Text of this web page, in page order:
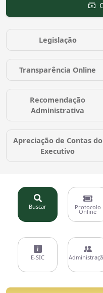
Legislação
Transparência Online
Recomendação
Administrativa
Apreciação de Contas do
Executivo
Buscar Protocolo
Online
E-SIC